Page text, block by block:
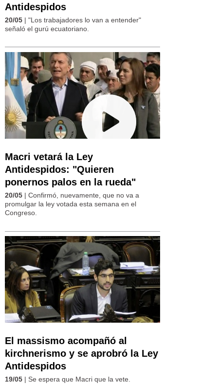
Antidespidos
20/05 | "Los trabajadores lo van a entender"
señaló el gurú ecuatoriano.
Macri vetará la Ley
Antidespidos: "Quieren
ponernos palos en la rueda"
20/05 | Confirmó, nuevamente, que no va a
promulgar la ley votada esta semana en el
Congreso.
El massismo acompañó al
kirchnerismo y se aprobró la Ley
Antidespidos
19/05 | Se espera que Macri que la vete.